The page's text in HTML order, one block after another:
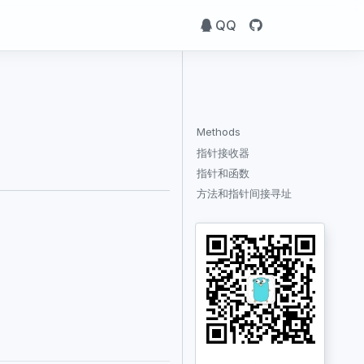
QQ
Methods
指针接收器
指针和函数
方法和指针间接寻址